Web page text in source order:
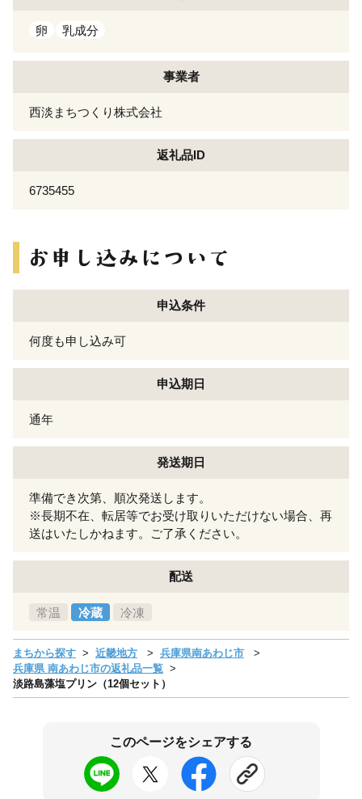
卵 乳成分
事業者
西淡まちつくり株式会社
返礼品ID
6735455
申込条件
何度も申し込み可
申込期日
通年
発送期日
準備でき次第、順次発送します。
※長期不在、転居等でお受け取りいただけない場合、再
送はいたしかねます。ご了承ください。
配送
常温 冷蔵 冷凍
まちから探す 近畿地方
兵庫県南あわじ市
兵庫県 南あわじ市の返礼品一覧
淡路島藻塩プリン（12個セット）
このページをシェアする